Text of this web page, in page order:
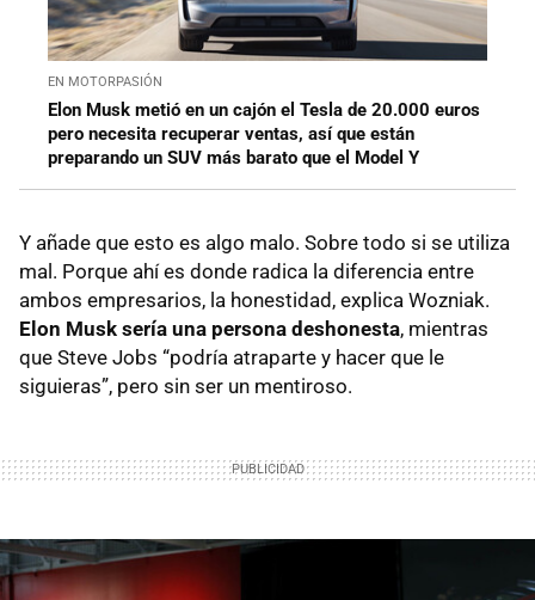
EN MOTORPASIÓN
Elon Musk metió en un cajón el Tesla de 20.000 euros
pero necesita recuperar ventas, así que están
preparando un SUV más barato que el Model Y
Y añade que esto es algo malo. Sobre todo si se utiliza
mal. Porque ahí es donde radica la diferencia entre
ambos empresarios, la honestidad, explica Wozniak.
Elon Musk sería una persona deshonesta, mientras
que Steve Jobs “podría atraparte y hacer que le
siguieras”, pero sin ser un mentiroso.